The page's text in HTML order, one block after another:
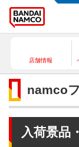
店舗情報
namco
入荷景品